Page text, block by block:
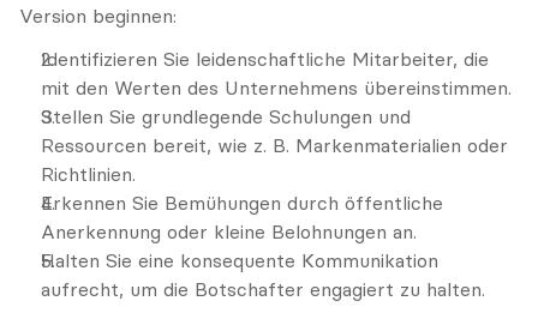
Version beginnen:
Identifizieren Sie leidenschaftliche Mitarbeiter, die
mit den Werten des Unternehmens übereinstimmen.
Stellen Sie grundlegende Schulungen und
Ressourcen bereit, wie z. B. Markenmaterialien oder
Richtlinien.
Erkennen Sie Bemühungen durch öffentliche
Anerkennung oder kleine Belohnungen an.
Halten Sie eine konsequente Kommunikation
aufrecht, um die Botschafter engagiert zu halten.